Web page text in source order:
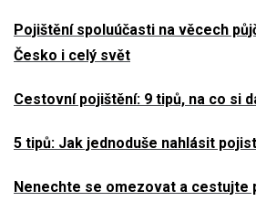
Pojištění spoluúčasti na věcech
Česko i celý svět
Cestovní pojištění: 9 tipů, na co si
5 tipů: Jak jednoduše nahlásit
Nenechte se omezovat a cestujte